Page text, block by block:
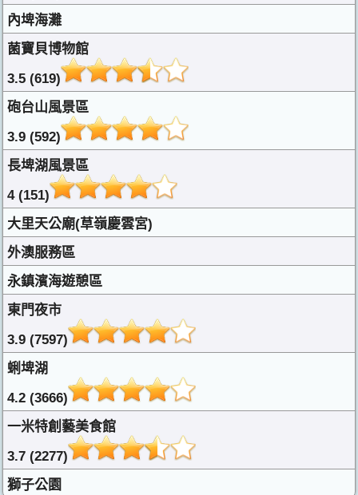
內埤海灘
菌寶貝博物館
3.5 (619)
砲台山風景區
3.9 (592)
長埤湖風景區
4 (151)
大里天公廟(草嶺慶雲宮)
外澳服務區
永鎮濱海遊憩區
東門夜市
3.9 (7597)
蜊埤湖
4.2 (3666)
一米特創藝美食館
3.7 (2277)
獅子公園